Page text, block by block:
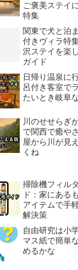
ご褒美ステイ
特集
関東で犬と泊
付きヴィラ特
沢ステイを楽
ガイド
日帰り温泉に
呂付き客室で
たいとき岐阜
川のせせらぎ
で関西で癒や
屋から川が見
くね
掃除機フィル
ド：家にある
アイテムで手
解決策
自由研究は小
マス紙で簡単
めるかな